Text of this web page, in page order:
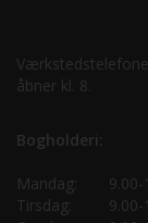
åbner kl. 8.
Bogholderi:
Mandag:
9.00-
Tirsdag:
9.00-